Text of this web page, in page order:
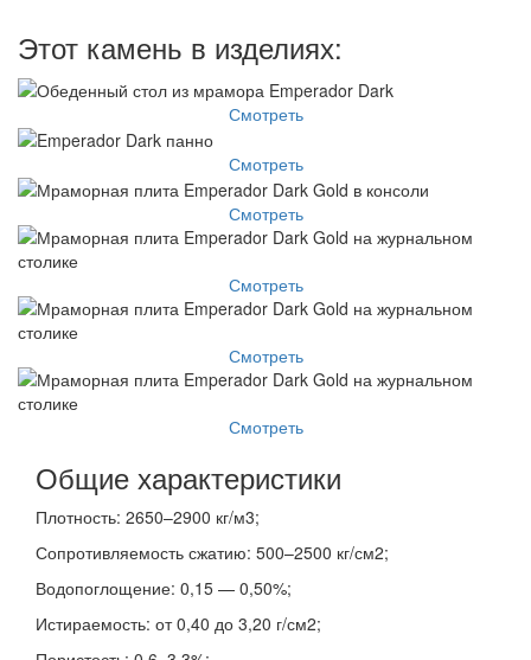
Этот камень в изделиях:
Смотреть
Смотреть
Смотреть
Смотреть
Смотреть
Смотреть
Общие характеристики
Плотность: 2650–2900 кг/м3;
Сопротивляемость сжатию: 500–2500 кг/см2;
Водопоглощение: 0,15 — 0,50%;
Истираемость: от 0,40 до 3,20 г/см2;